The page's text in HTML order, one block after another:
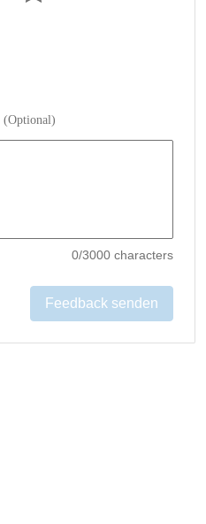
(Optional)
0/3000 characters
Feedback senden